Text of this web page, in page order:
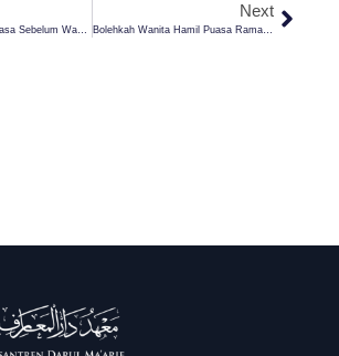
Hukum Berbuka Puasa Sebelum Waktunya Karena Mengira Sudah Maghrib
Next
Bolehkah Wanita Hamil Puasa Ramadhan Penuh? Ini Penjelasan Fiqihnya